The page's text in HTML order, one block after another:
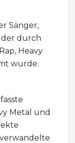
Sänger,
durch
Heavy
wurde.
Metal und